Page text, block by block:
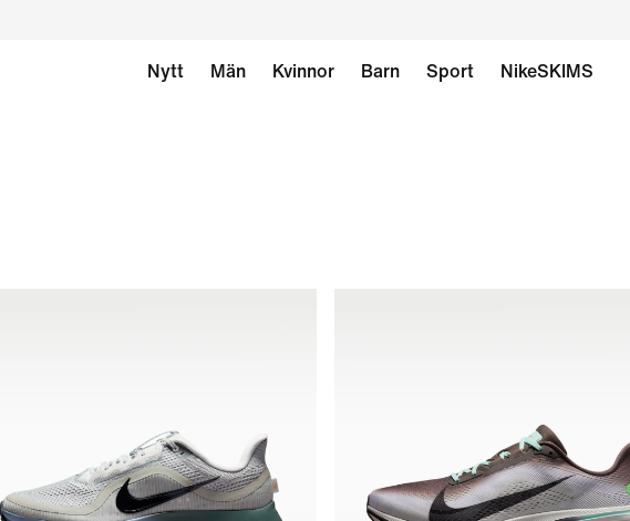
Nytt Män Kvinnor Barn Sport NikeSKIMS